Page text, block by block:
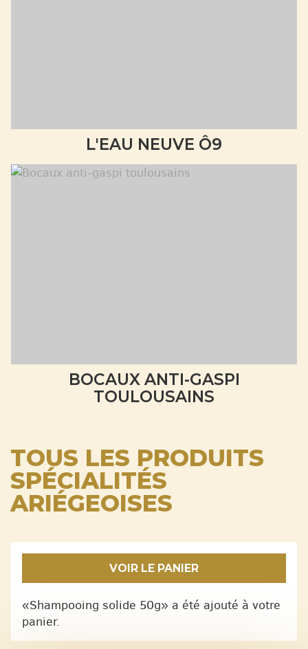
L'EAU NEUVE Ô9
BOCAUX ANTI-GASPI
TOULOUSAINS
TOUS LES PRODUITS
SPÉCIALITÉS
ARIÉGEOISES
VOIR LE PANIER
«Shampooing solide 50g» a été ajouté à votre
panier.